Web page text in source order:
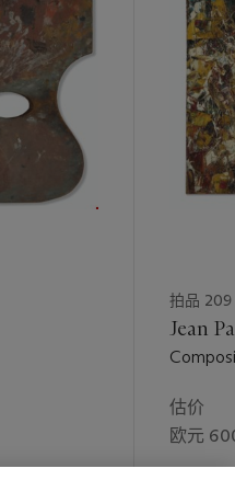
pêche et pêcheurs
(1873),
commun et un camaïeu
qu’il eut sur l’œuvre de
leurs deux œuvres se
des Bateaux à quai
de
impulsée par une
par l’inspiration. A
sur la plage d’Étretat,
d’une touche qui
audacieuse.
life of the
work and of portraits,
to outdoor scenes
a focus on the reflection of
portray the impact of
and much like the father of
拍品 209
Jean
估价
欧元